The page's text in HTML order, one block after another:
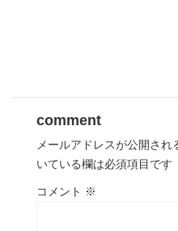
comment
メールアドレスが公開され
いている欄は必須項目です
コメント ※